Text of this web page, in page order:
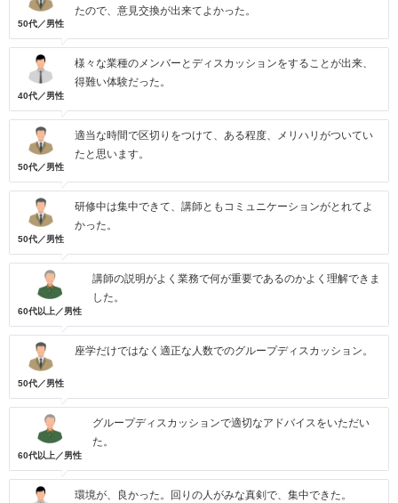
50代／男性
たので、意見交換が出来てよかった。
40代／男性
様々な業種のメンバーとディスカッションをすることが出来、
得難い体験だった。
50代／男性
適当な時間で区切りをつけて、ある程度、メリハリがついてい
たと思います。
50代／男性
研修中は集中できて、講師ともコミュニケーションがとれてよ
かった。
60代以上／男性
講師の説明がよく業務で何が重要であるのかよく理解できま
した。
50代／男性
座学だけではなく適正な人数でのグループディスカッション。
60代以上／男性
グループディスカッションで適切なアドバイスをいただい
た。
環境が、良かった。回りの人がみな真剣で、集中できた。